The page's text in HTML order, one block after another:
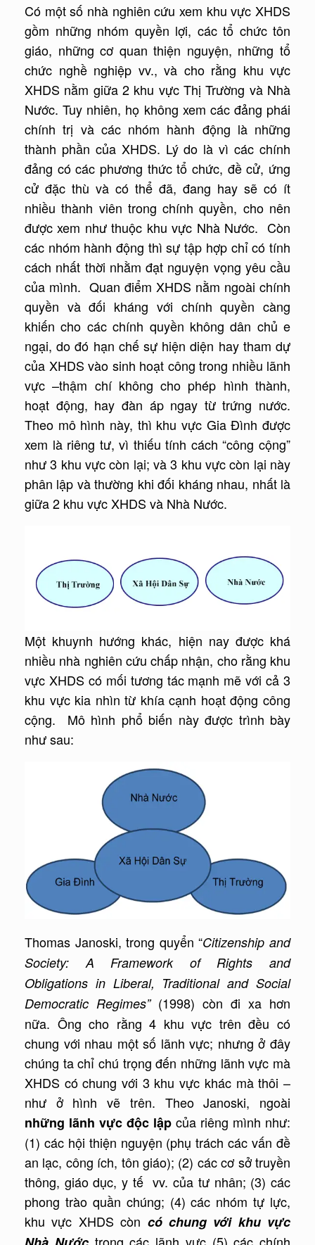
Có một số nhà nghiên cứu xem khu vực XHDS
gồm những nhóm quyền lợi, các tổ chức tôn
giáo, những cơ quan thiện nguyện, những tổ
chức nghề nghiệp vv., và cho rằng khu vực
XHDS nằm giữa 2 khu vực Thị Trường và Nhà
Nước. Tuy nhiên, họ không xem các đảng phái
chính trị và các nhóm hành động là những
thành phần của XHDS. Lý do là vì các chính
đảng có các phương thức tổ chức, đề cử, ứng
cử đặc thù và có thể đã, đang hay sẽ có ít
nhiều thành viên trong chính quyền, cho nên
được xem như thuộc khu vực Nhà Nước. Còn
các nhóm hành động thì sự tập hợp chỉ có tính
cách nhất thời nhằm đạt nguyện vọng yêu cầu
của mình. Quan điểm XHDS nằm ngoài chính
quyền và đối kháng với chính quyền càng
khiến cho các chính quyền không dân chủ e
ngại, do đó hạn chế sự hiện diện hay tham dự
của XHDS vào sinh hoạt công trong nhiều lãnh
vực –thậm chí không cho phép hình thành,
hoạt động, hay đàn áp ngay từ trứng nước.
Theo mô hình này, thì khu vực Gia Đình được
xem là riêng tư, vì thiếu tính cách “công cộng”
như 3 khu vực còn lại; và 3 khu vực còn lại này
phân lập và thường khi đối kháng nhau, nhất là
giữa 2 khu vực XHDS và Nhà Nước.
Một khuynh hướng khác, hiện nay được khá
nhiều nhà nghiên cứu chấp nhận, cho rằng khu
vực XHDS có mối tương tác mạnh mẽ với cả 3
khu vực kia nhìn từ khía cạnh hoạt động công
cộng. Mô hình phổ biến này được trình bày
như sau:
Thomas Janoski, trong quyển “Citizenship and
Society: A Framework of Rights and
Obligations in Liberal, Traditional and Social
Democratic Regimes”(1998) còn đi xa hơn
nữa. Ông cho rằng 4 khu vực trên đều có
chung với nhau một số lãnh vực; nhưng ở đây
chúng ta chỉ chú trọng đến những lãnh vực mà
XHDS có chung với 3 khu vực khác mà thôi –
như ở hình vẽ trên. Theo Janoski, ngoài
những lãnh vực độc lập của riêng mình như:
(1) các hội thiện nguyện (phụ trách các vấn đề
an lạc, công ích, tôn giáo); (2) các cơ sở truyền
thông, giáo dục, y tế vv. của tư nhân; (3) các
phong trào quần chúng; (4) các nhóm tự lực,
khu vực XHDS còn có chung với khu vực